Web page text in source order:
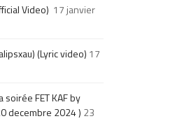
Video) 17 janvier
(Lyric video) 17
FET KAF by
decembre 2024 ) 23